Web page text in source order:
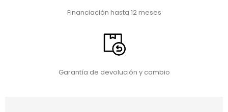
Financiación hasta 12 meses
Garantía de devolución y cambio